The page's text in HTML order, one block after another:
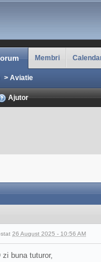
Membri
> Aviatie
Ajutor
26 August 2025 - 10:56 AM
zi buna tuturor,